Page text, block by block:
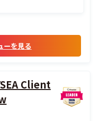
ーを見る
Client